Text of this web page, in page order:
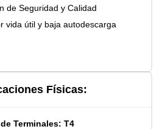
de Seguridad y Calidad
vida útil y baja autodescarga
Físicas:
Terminales: T4